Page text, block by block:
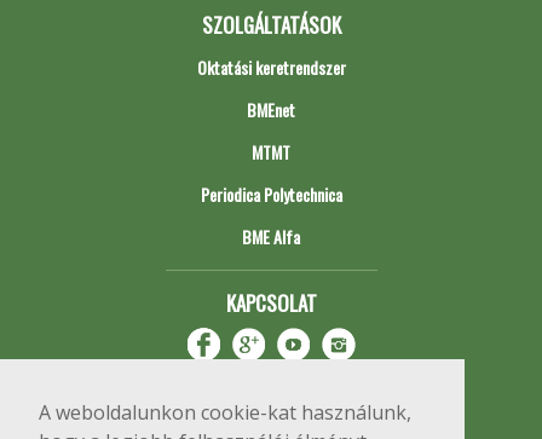
A weboldalunkon cookie-kat használunk,
SZOLGÁLTATÁSOK
Oktatási keretrendszer
BMEnet
MTMT
Periodica Polytechnica
BME Alfa
KAPCSOLAT